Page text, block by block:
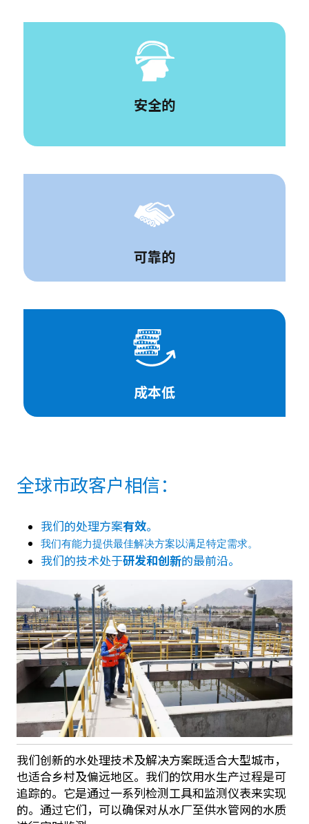
安全的
可靠的
成本低
我们创新的水处理技术及解决方案既适合大型城市，
也适合乡村及偏远地区。我们的饮用水生产过程是可
追踪的。它是通过一系列检测工具和监测仪表来实现
的。通过它们，可以确保对从水厂至供水管网的水质
全球市政客户相信：
我们的处理方案有效。
我们有能力提供最佳解决方案以满足特定需求。
我们的技术处于研发和创新的最前沿。